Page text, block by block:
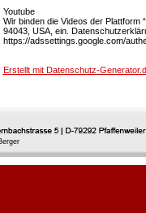
Youtube
Wir binden die Videos der Plattform
94043, USA, ein.
https://adssettings.google.com/
Erstellt mit Datenschutz-